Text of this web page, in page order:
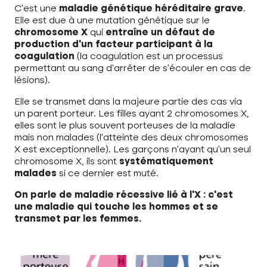
C’est une maladie génétique héréditaire grave.
Elle est due à une mutation génétique sur le
chromosome X qui entraîne un défaut de
production d’un facteur participant à la
coagulation (la coagulation est un processus
permettant au sang d’arrêter de s’écouler en cas de
lésions).
Elle se transmet dans la majeure partie des cas via
un parent porteur. Les filles ayant 2 chromosomes X,
elles sont le plus souvent porteuses de la maladie
mais non malades (l’atteinte des deux chromosomes
X est exceptionnelle). Les garçons n’ayant qu’un seul
chromosome X, ils sont systématiquement
malades si ce dernier est muté.
On parle de maladie récessive lié à l’X : c’est
une maladie qui touche les hommes et se
transmet par les femmes.